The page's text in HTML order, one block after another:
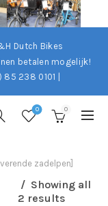
Dutch Bikes
betalen mogelijk!
238 0101 |
0 0
zadelpen]
Showing all
2 results